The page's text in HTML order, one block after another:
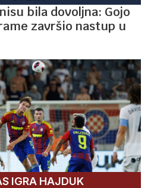
bila dovoljna: Gojo
završio nastup u
IGRA HAJDUK